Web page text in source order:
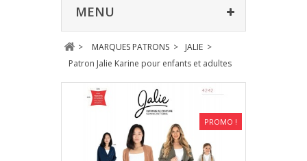
MENU
> MARQUES PATRONS > JALIE >
Patron Jalie Karine pour enfants et adultes
PROMO !